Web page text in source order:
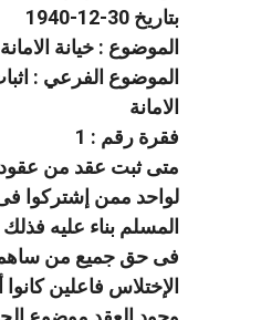
بتاريخ 30-12-1940
الموضوع : خيانة الامانة
الموضوع الفرعي :
الامانة
فقرة رقم : 1
متى ثبت عقد من عقود
لواحد ممن إشتركوا
المسلم بناء عليه فذلك
فى حق جميع من
الإختلاس فاعلين